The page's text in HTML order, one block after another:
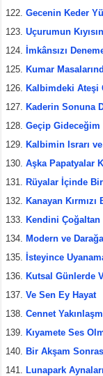
Gecenin Keder
Uçurumun
İmkânsızı
Kumar
Kalbimdeki Ateşi
Kaderin Sonuna
Geçip
Kalbimin Israrı
Aşka Papatyalar
Rüyalar İçinde
Kanayan
Kendini Çoğaltan
Modern ve
İsteyince
Kutsal Günlerde
Ve Sen Ey Hayat
Cennet
Kıyamete Ses
Bir Akşam
Lunapark